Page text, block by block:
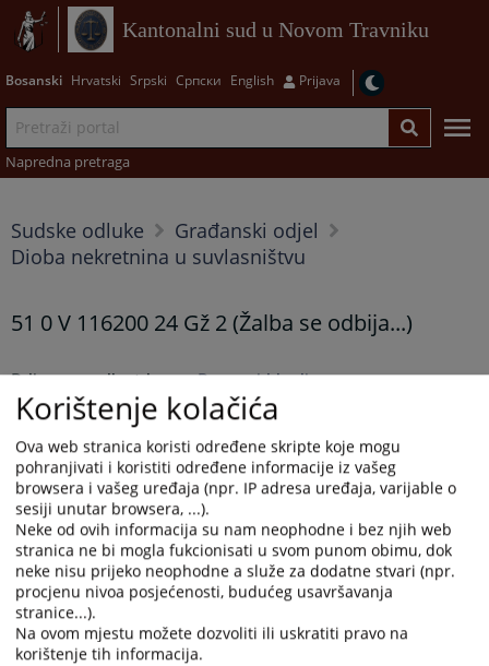
Kantonalni sud u Novom Travniku
Bosanski Hrvatski Srpski Српски English Prijava
Napredna pretraga
Sudske odluke
Građanski odjel
Dioba nekretnina u suvlasništvu
51 0 V 116200 24 Gž 2 (Žalba se odbija...)
Prikazana vijest je na: Bosanski jezik
Prateći dokumenti
51 0 V 116200 24 Gz 2
221PREGLEDA
Korištenje kolačića
Ova web stranica koristi određene skripte koje mogu
pohranjivati i koristiti određene informacije iz vašeg
browsera i vašeg uređaja (npr. IP adresa uređaja, varijable o
sesiji unutar browsera, ...).
Neke od ovih informacija su nam neophodne i bez njih web
stranica ne bi mogla fukcionisati u svom punom obimu, dok
neke nisu prijeko neophodne a služe za dodatne stvari (npr.
procjenu nivoa posjećenosti, budućeg usavršavanja
stranice...).
Na ovom mjestu možete dozvoliti ili uskratiti pravo na
korištenje tih informacija.